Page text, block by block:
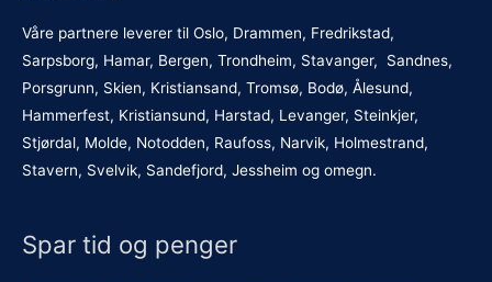
Våre partnere leverer til Oslo, Drammen, Fredrikstad,
Sarpsborg, Hamar, Bergen, Trondheim, Stavanger, Sandnes,
Porsgrunn, Skien, Kristiansand, Tromsø, Bodø, Ålesund,
Hammerfest, Kristiansund, Harstad, Levanger, Steinkjer,
Stjørdal, Molde, Notodden, Raufoss, Narvik, Holmestrand,
Stavern, Svelvik, Sandefjord, Jessheim og omegn.
Spar tid og penger